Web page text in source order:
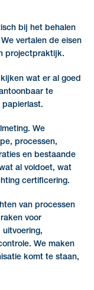
bij het behalen
vertalen de eisen
projectpraktijk.
wat er al goed
te
papierlast.
We
processen,
en bestaande
al voldoet, wat
certificering.
van processen
voor
We maken
komt te staan,